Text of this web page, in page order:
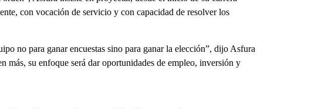
con vocación de servicio y con capacidad de resolver los
no para ganar encuestas sino para ganar la elección”, dijo Asfura
más, su enfoque será dar oportunidades de empleo, inversión y